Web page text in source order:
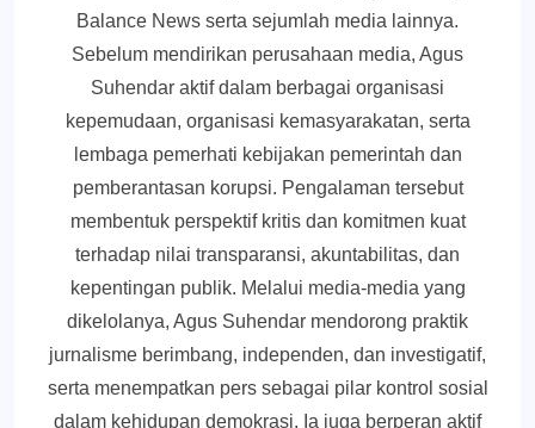
Balance News serta sejumlah media lainnya.
Sebelum mendirikan perusahaan media, Agus
Suhendar aktif dalam berbagai organisasi
kepemudaan, organisasi kemasyarakatan, serta
lembaga pemerhati kebijakan pemerintah dan
pemberantasan korupsi. Pengalaman tersebut
membentuk perspektif kritis dan komitmen kuat
terhadap nilai transparansi, akuntabilitas, dan
kepentingan publik. Melalui media-media yang
dikelolanya, Agus Suhendar mendorong praktik
jurnalisme berimbang, independen, dan investigatif,
serta menempatkan pers sebagai pilar kontrol sosial
dalam kehidupan demokrasi. Ia juga berperan aktif